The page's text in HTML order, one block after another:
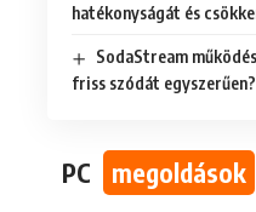
hatékonyságát és
SodaStream
friss szódát egyszerűen?
PC megoldások